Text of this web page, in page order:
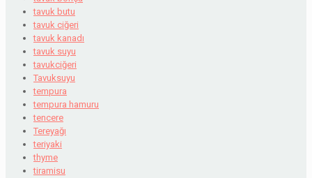
tavuk butu
tavuk ciğeri
tavuk kanadı
tavuk suyu
tavukciğeri
Tavuksuyu
tempura
tempura hamuru
tencere
Tereyağı
teriyaki
thyme
tiramisu